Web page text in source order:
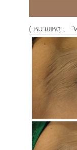
( หมายเหตุ : "